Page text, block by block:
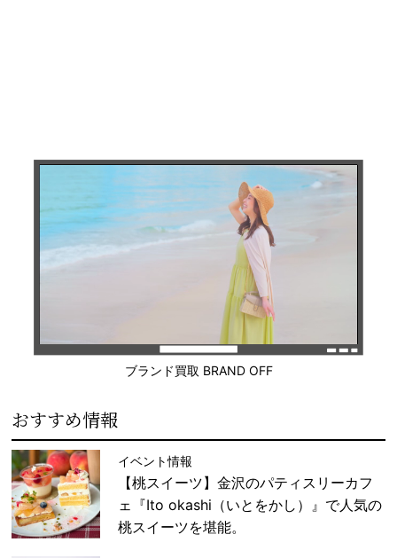
ブランド買取 BRAND OFF
おすすめ情報
イベント情報
【桃スイーツ】金沢のパティスリーカフ
ェ『Ito okashi（いとをかし）』で人気の
桃スイーツを堪能。